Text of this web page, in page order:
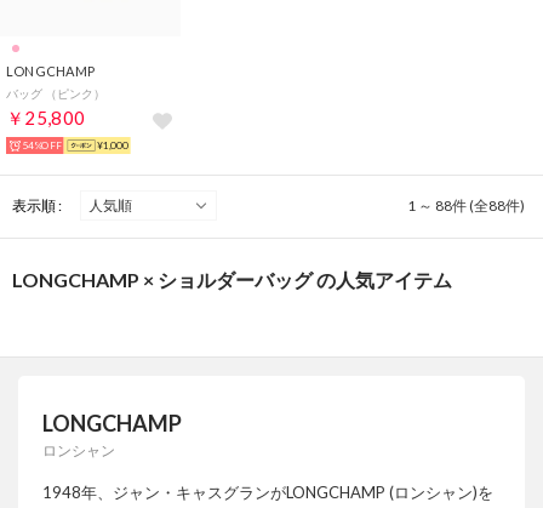
LONGCHAMP
バッグ （ピンク）
￥25,800
54%OFF ¥1,000
表示順 : 1 ～ 88件 (全88件)
LONGCHAMP × ショルダーバッグ の人気アイテム
LONGCHAMP
ロンシャン
1948年、ジャン・キャスグランがLONGCHAMP (ロンシャン)を